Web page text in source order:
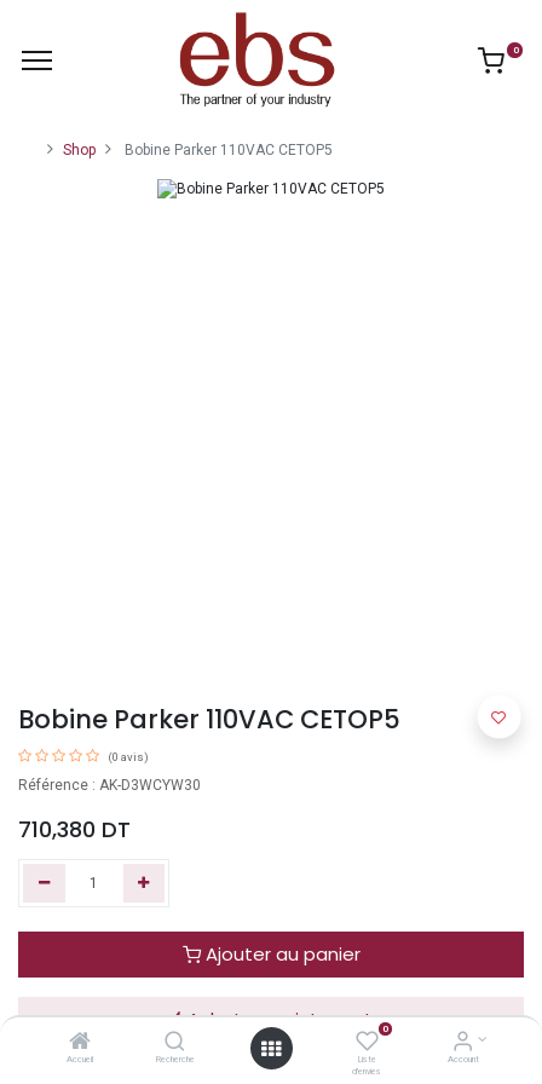
Accueil Recherche
0
Liste
d'envies
Account
0
Shop Bobine Parker 110VAC CETOP5
Bobine Parker 110VAC CETOP5
(0 avis)
Référence : AK-D3WCYW30
710,380 DT
Ajouter au panier
Acheter maintenant